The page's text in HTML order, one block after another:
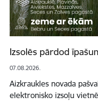
Izsolēs pārdod
07.08.2026.
Aizkraukles novada
elektronisko izsoļu